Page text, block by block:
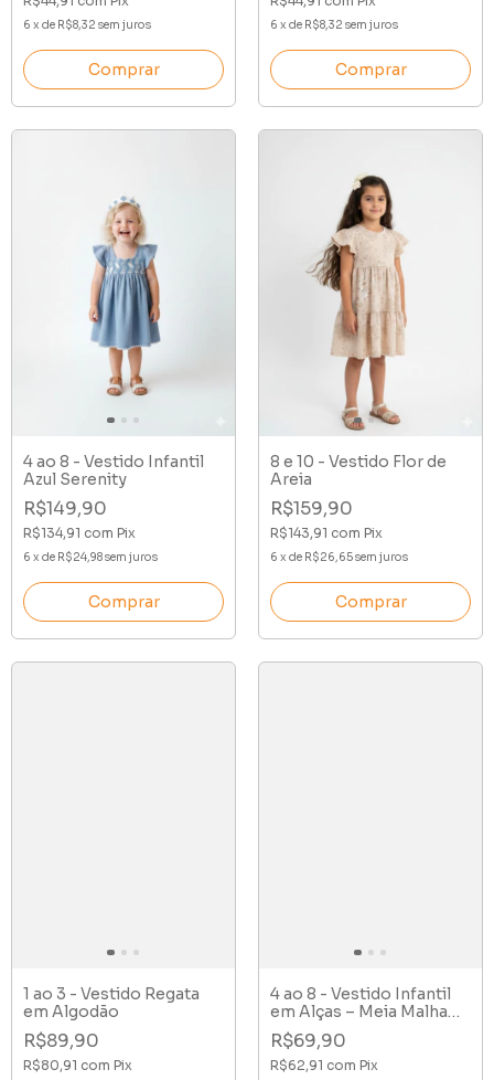
6 x de R$8,32 sem juros
Comprar
6 x de R$8,32 sem juros
Comprar
4 ao 8 - Vestido Infantil
Azul Serenity
R$149,90
R$134,91 com Pix
6 x de R$24,98sem juros
Comprar
8 e 10 - Vestido Flor de
Areia
R$159,90
R$143,91 com Pix
6 x de R$26,65sem juros
Comprar
1 ao 3 - Vestido Regata
em Algodão
R$89,90
R$80,91 com Pix
4 ao 8 - Vestido Infantil
em Alças – Meia Malha
100% Algodão
R$69,90
R$62,91 com Pix